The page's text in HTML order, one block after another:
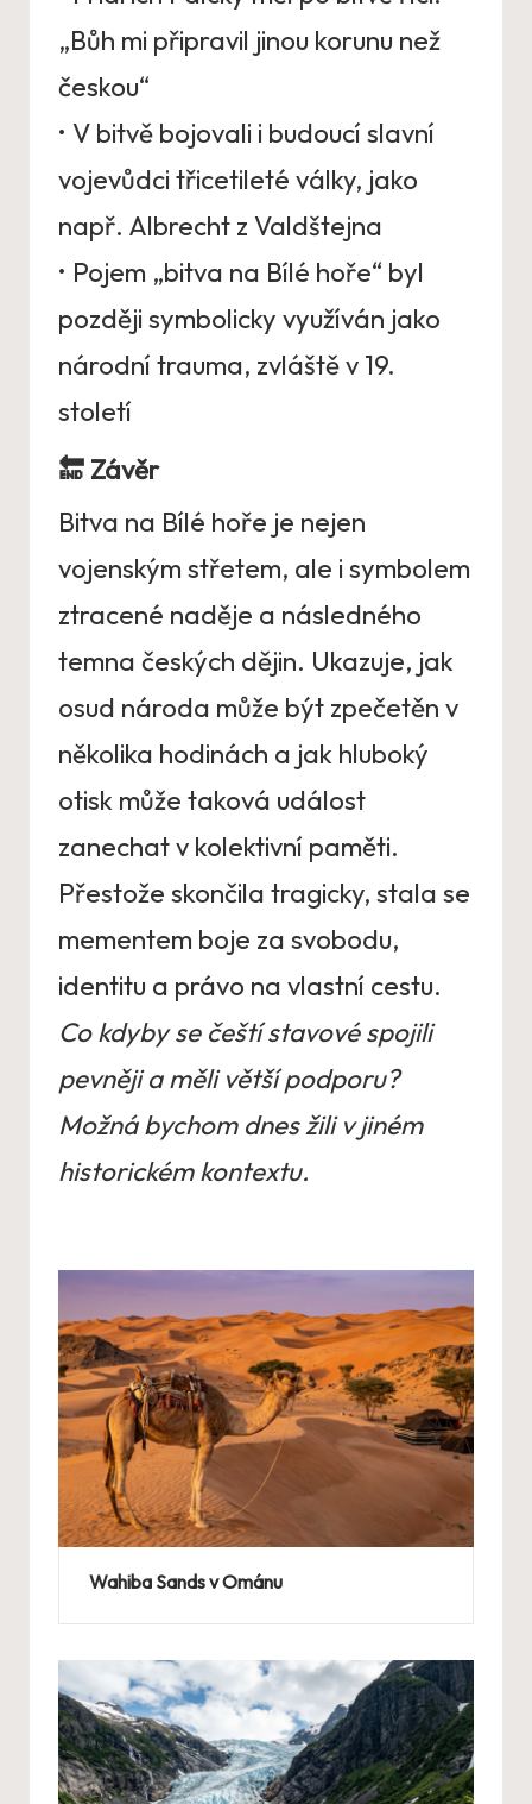
„Bůh mi připravil jinou korunu než
českou“
• V bitvě bojovali i budoucí slavní
vojevůdci třicetileté války, jako
např. Albrecht z Valdštejna
• Pojem „bitva na Bílé hoře“ byl
později symbolicky využíván jako
národní trauma, zvláště v 19.
století
🔚Závěr
Bitva na Bílé hoře je nejen
vojenským střetem, ale i symbolem
ztracené naděje a následného
temna českých dějin. Ukazuje, jak
osud národa může být zpečetěn v
několika hodinách a jak hluboký
otisk může taková událost
zanechat v kolektivní paměti.
Přestože skončila tragicky, stala se
mementem boje za svobodu,
identitu a právo na vlastní cestu.
Co kdyby se čeští stavové spojili
pevněji a měli větší podporu?
Možná bychom dnes žili v jiném
historickém kontextu.
Wahiba Sands v Ománu